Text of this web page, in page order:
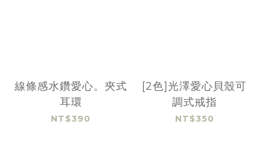
線條感水鑽愛心。夾式
耳環
NT$390
[2色]光澤愛心貝殼可
調式戒指
NT$350